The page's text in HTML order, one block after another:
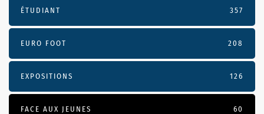
ÉTUDIANT 357
EURO FOOT 208
EXPOSITIONS 126
FACE AUX JEUNES 60